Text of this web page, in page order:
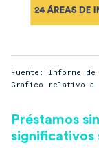
Fuente: Informe de
Gráfico relativo a
Préstamos
significativos